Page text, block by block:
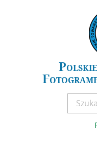
GeoSpatial
XXIV